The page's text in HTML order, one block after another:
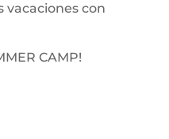
vacaciones con
CAMP!